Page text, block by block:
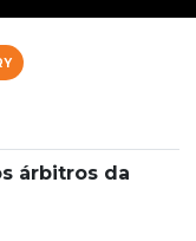
árbitros da